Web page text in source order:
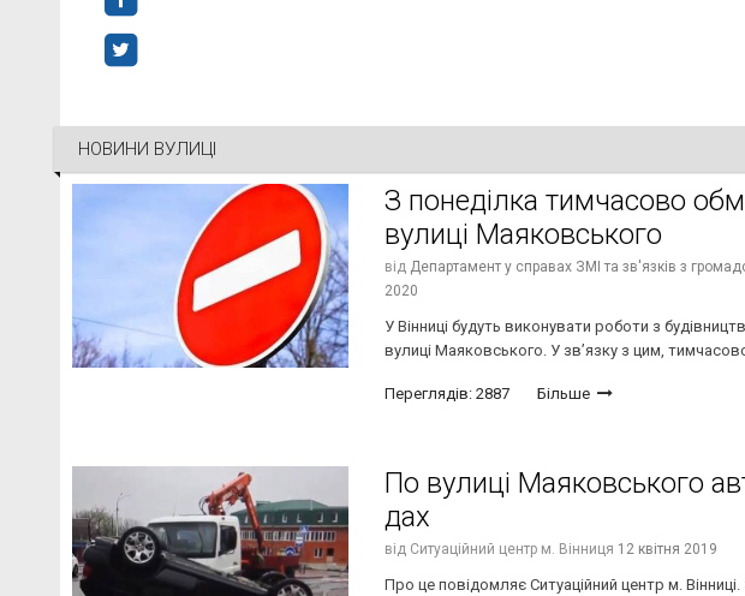
НОВИНИ ВУЛИЦІ
З понеділка тимчасово
вулиці Маяковського
від Департамент у справах ЗМІ та зв'язків з
2020
У Вінниці будуть виконувати роботи з
вулиці Маяковського. У зв’язку з цим,
Переглядів: 2887 Більше
По вулиці Маяковського
дах
від Ситуаційний центр м. Вінниця 12 квітня 2019
Про це повідомляє Ситуаційний центр м. Вінниці.